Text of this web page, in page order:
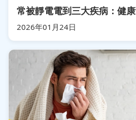
常被靜電電到三大疾病：健
2026年01月24日